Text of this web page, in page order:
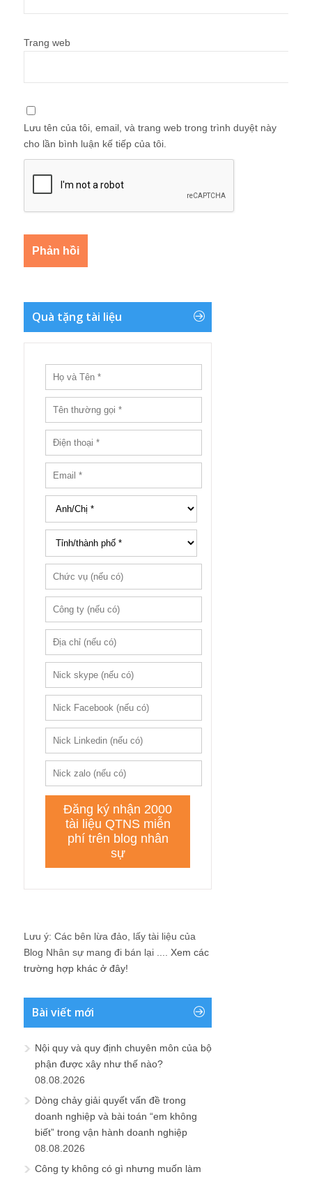
Trang web
Lưu tên của tôi, email, và trang web trong trình duyệt này
cho lần bình luận kế tiếp của tôi.
Quà tặng tài liệu
Lưu ý: Các bên lừa đảo, lấy tài liệu của
Blog Nhân sự mang đi bán lại .... Xem các
trường hợp khác ở đây!
Bài viết mới
Nội quy và quy định chuyên môn của bộ
phận được xây như thế nào?
08.08.2026
Dòng chảy giải quyết vấn đề trong
doanh nghiệp và bài toán “em không
biết” trong vận hành doanh nghiệp
08.08.2026
Công ty không có gì nhưng muốn làm